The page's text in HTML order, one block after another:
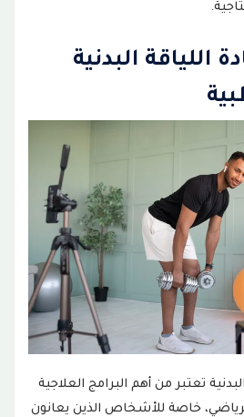
اللياقة البدنية
تعتبر من أهم البرامج العلاجية
خاصة للأشخاص الذين يعانون